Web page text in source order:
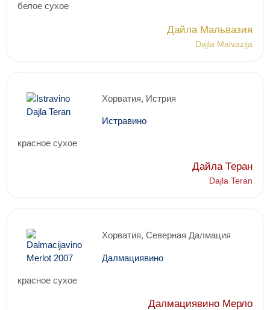
белое сухое
Дайла Мальвазия
Dajla Malvazija
Хорватия, Истрия
Истравино
красное сухое
Дайла Теран
Dajla Teran
Хорватия, Северная Далмация
Далмациявино
красное сухое
Далмациявино Мерло